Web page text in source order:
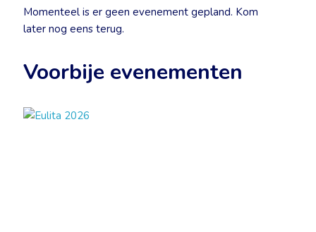
Momenteel is er geen evenement gepland. Kom
later nog eens terug.
Voorbije evenementen